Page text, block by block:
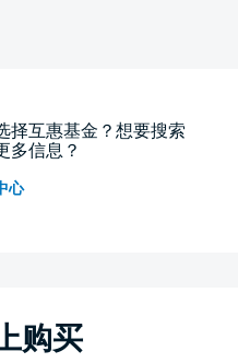
择互惠基金？想要搜索
多信息？
心
购买